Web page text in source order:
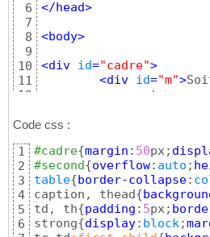
6
7
8
9
10
11
12
14
16
17
18
19
20
</head>
<body>
<div id="cadre">
<div id="m">
<div id=
</div>
</body >
</
html >
Code css :
1
2
3
4
5
6
#cadre{margin : 50px;
#second{overflow: auto ;
table{border-collapse:
caption, thead{
td, th{padding : 5px;
strong{display: block;